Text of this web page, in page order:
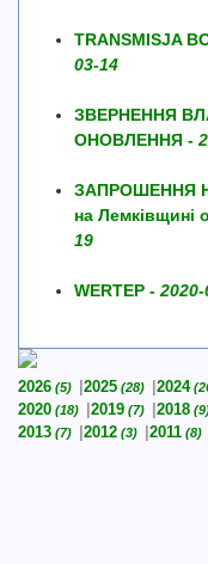
TRANSMISJA
03-14
ЗВЕРНЕННЯ
ОНОВЛЕННЯ -
ЗАПРОШЕННЯ
на Лемківщині
19
WERTEP -
2026 (5) 2025 (28) 2024
2020 (18) 2019 (7) 2018
2013 (7) 2012 (3) 2011 (8)